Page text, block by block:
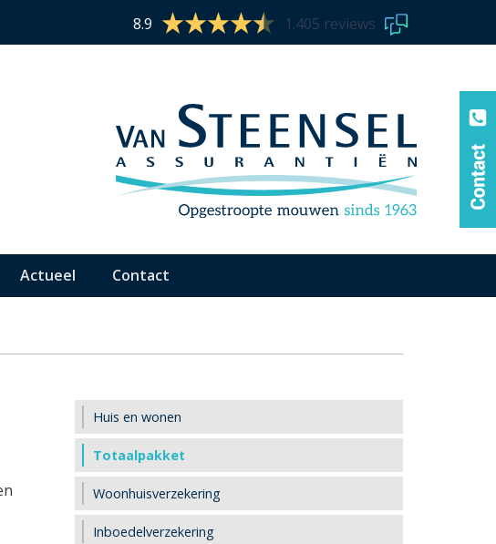
8.9 1.405 reviews
Actueel Contact
Huis en wonen
Totaalpakket
Woonhuisverzekering
Inboedelverzekering